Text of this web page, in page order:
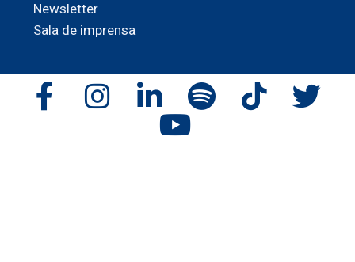
Newsletter
Sala de imprensa